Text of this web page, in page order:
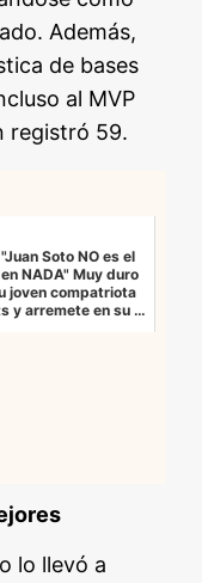
Además,
de bases
al MVP
registró 59.
Soto NO es el
NADA" Muy duro
joven compatriota
y arremete en su …
lo llevó a